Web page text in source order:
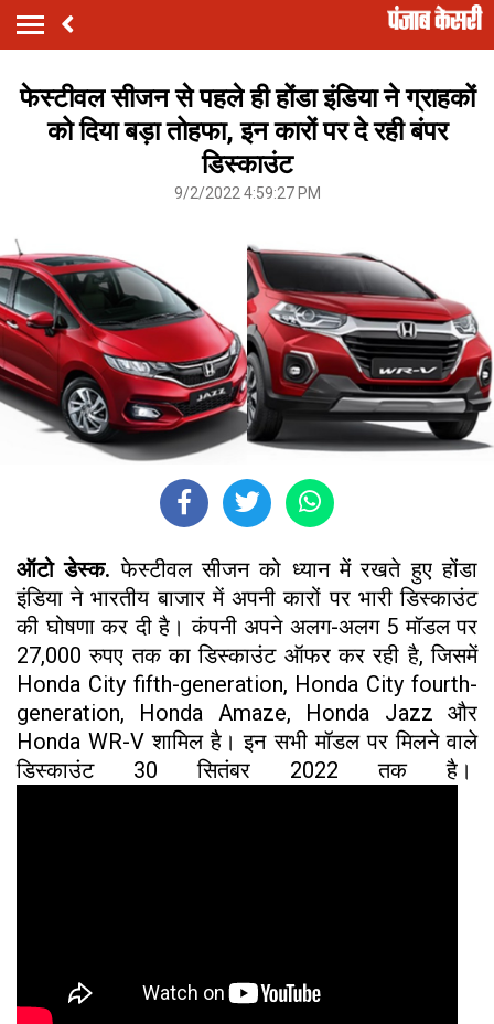
फेस्टीवल सीजन से पहले ही होंडा इंडिया ने ग्राहकों
को दिया बड़ा तोहफा, इन कारों पर दे रही बंपर
डिस्काउंट
9/2/2022 4:59:27 PM
ऑटो डेस्क.फेस्टीवल सीजन को ध्यान में रखते हुए होंडा
इंडिया ने भारतीय बाजार में अपनी कारों पर भारी डिस्काउंट
की घोषणा कर दी है। कंपनी अपने अलग-अलग 5 मॉडल पर
27,000 रुपए तक का डिस्काउंट ऑफर कर रही है, जिसमें
Honda City fifth-generation, Honda City fourth-
generation, Honda Amaze, Honda Jazz और
Honda WR-V शामिल है। इन सभी मॉडल पर मिलने वाले
डिस्काउंट 30 सितंबर 2022 तक है।